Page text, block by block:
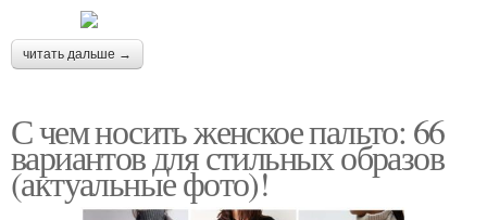
читать дальше →
С чем носить женское пальто: 66
вариантов для стильных образов
(актуальные фото)!